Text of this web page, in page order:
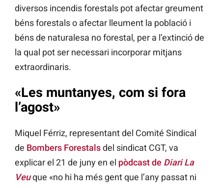
diversos incendis forestals pot afectar greument
béns forestals o afectar lleument la població i
béns de naturalesa no forestal, per a l’extinció de
la qual pot ser necessari incorporar mitjans
extraordinaris.
«Les muntanyes, com si fora
l’agost»
Miquel Férriz, representant del Comité Sindical
de Bombers Forestalsdel sindicat CGT, va
explicar el 21 de juny en el pòdcast de Diari La
Veuque «no hi ha més gent que l’any passat ni